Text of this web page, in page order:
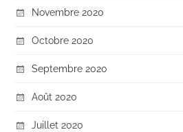
Novembre 2020
Octobre 2020
Septembre 2020
Août 2020
Juillet 2020